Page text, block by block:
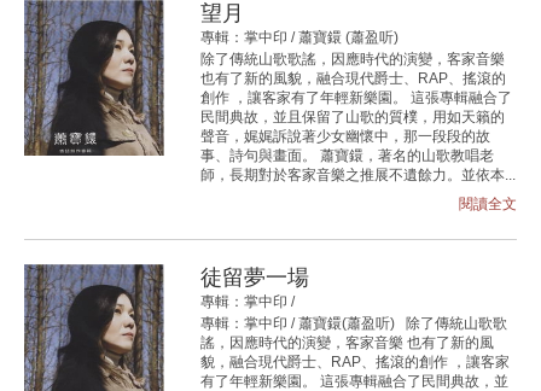
望月
專輯：掌中印 / 蕭寶鐶 (蕭盈听)
除了傳統山歌歌謠，因應時代的演變，客家音樂
也有了新的風貌，融合現代爵士、RAP、搖滾的
創作 ，讓客家有了年輕新樂園。 這張專輯融合了
民間典故，並且保留了山歌的質樸，用如天籟的
聲音，娓娓訴說著少女幽懷中，那一段段的故
事、詩句與畫面。 蕭寶鐶，著名的山歌教唱老
師，長期對於客家音樂之推展不遺餘力。並依本...
閱讀全文
徒留夢一場
專輯：掌中印 /
專輯：掌中印 / 蕭寶鐶(蕭盈听) 除了傳統山歌歌
謠，因應時代的演變，客家音樂 也有了新的風
貌，融合現代爵士、RAP、搖滾的創作 ，讓客家
有了年輕新樂園。 這張專輯融合了民間典故，並